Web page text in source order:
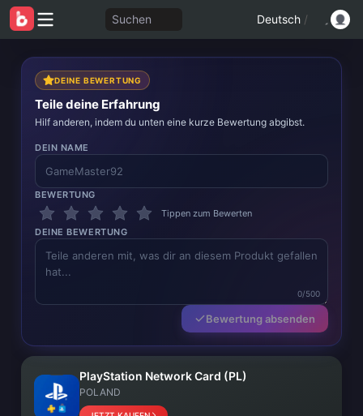
Suchen Deutsch /
DEINE BEWERTUNG
Teile deine Erfahrung
Hilf anderen, indem du unten eine kurze Bewertung abgibst.
DEIN NAME
BEWERTUNG
Tippen zum Bewerten
DEINE BEWERTUNG
0/500
Bewertung absenden
PlayStation Network Card (PL)
POLAND